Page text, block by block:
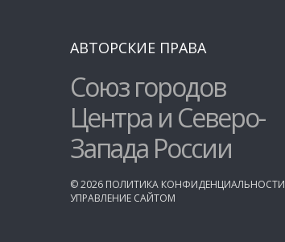
АВТОРСКИЕ ПРАВА
Союз городов
Центра и Северо-
Запада России
©2026 ПОЛИТИКА КОНФИДЕНЦИАЛЬНОСТИ
УПРАВЛЕНИЕ САЙТОМ